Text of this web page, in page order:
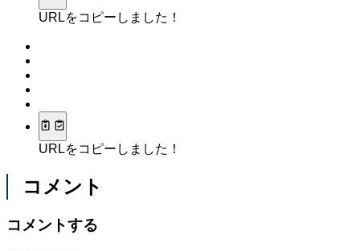
URLをコピーしました！
URLをコピーしました！
コメント
コメントする